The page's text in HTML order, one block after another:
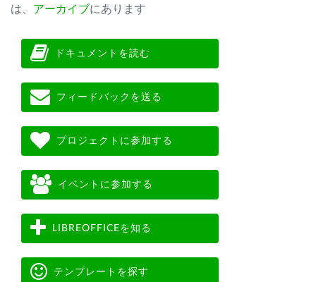
は、 アーカイブにあります
ドキュメントを読む
フィードバックを送る
プロジェクトに参加する
イベントに参加する
LIBREOFFICEを知る
テンプレートを探す